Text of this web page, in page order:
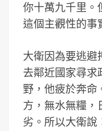
你十萬九千里。
這個主觀性的事
大衛因為要逃避
去鄰近國家尋求
野，他疲於奔命
方，無水無糧，
劣。所以大衛說